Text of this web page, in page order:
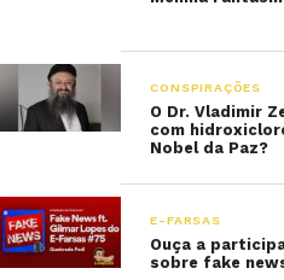
CONSPIRAÇÕES
O Dr. Vladimir
com
Nobel da Paz?
E-FARSAS
Ouça a
sobre fake